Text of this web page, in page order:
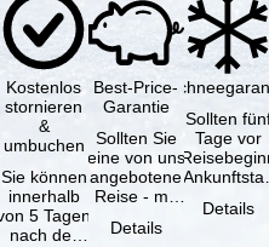
Kostenlos
stornieren
&
umbuchen
Sie können
innerhalb
5 Tagen
nach der
Best-Price-
Garantie
Sollten Sie
eine von uns
angebotene
Reise - mit
Leistung und
Details
Sollten
Tage vor
aufgrund von
Details